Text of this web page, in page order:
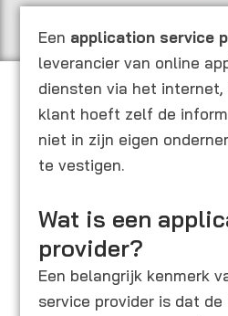
Een application service
leverancier van online
diensten via het internet,
klant hoeft zelf de
niet in zijn eigen
te vestigen.
Wat is een
provider?
Een belangrijk kenmerk
service provider is dat